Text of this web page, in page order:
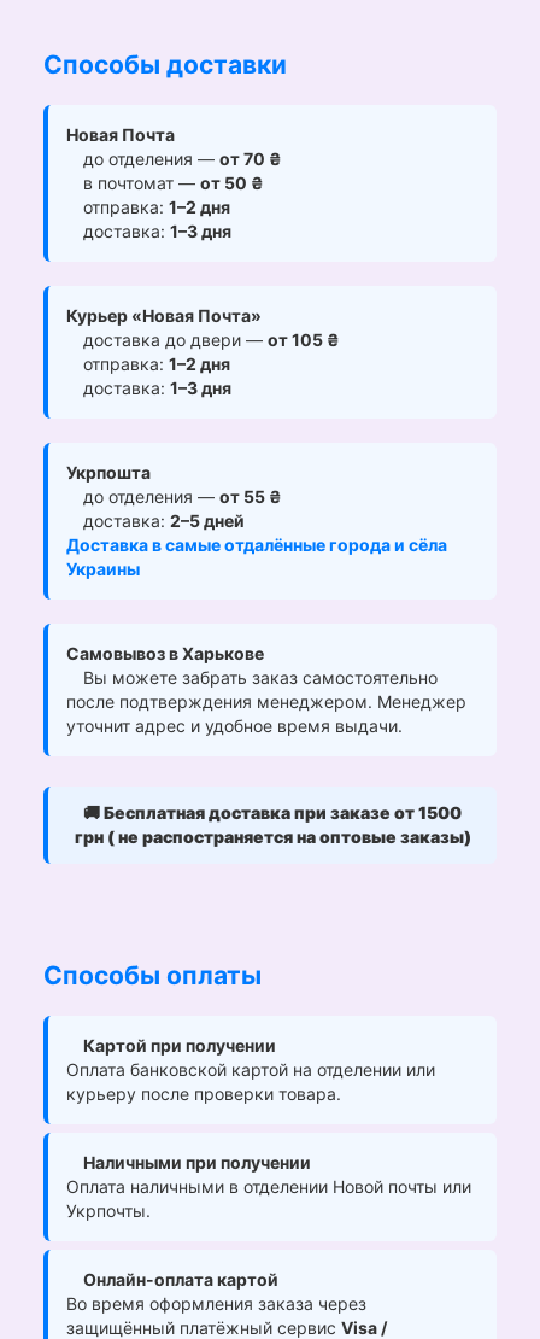
Способы доставки
Новая Почта
до отделения — от 70 ₴
в почтомат — от 50 ₴
отправка: 1–2 дня
доставка: 1–3 дня
Курьер «Новая Почта»
доставка до двери — от 105 ₴
отправка: 1–2 дня
доставка: 1–3 дня
Укрпошта
до отделения — от 55 ₴
доставка: 2–5 дней
Доставка в самые отдалённые города и сёла
Украины
Самовывоз в Харькове
Вы можете забрать заказ самостоятельно
после подтверждения менеджером. Менеджер
уточнит адрес и удобное время выдачи.
🚚Бесплатная доставка при заказе от 1500
грн ( не распостраняется на оптовые заказы)
Способы оплаты
Картой при получении
Оплата банковской картой на отделении или
курьеру после проверки товара.
Наличными при получении
Оплата наличными в отделении Новой почты или
Укрпочты.
Онлайн-оплата картой
Во время оформления заказа через
защищённый платёжный сервис Visa /